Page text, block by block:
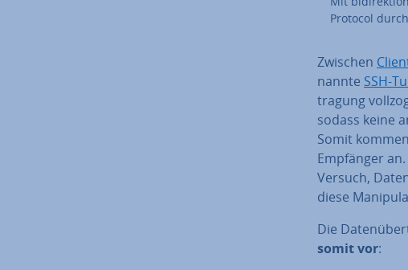
Protocol
Zwischen
nann­te SSH-
tra­gung
sodass keine
Somit
Empfänger
Versuch,
diese
Die
somit vor: